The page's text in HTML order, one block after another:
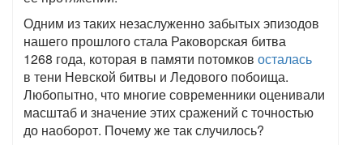
Одним из таких незаслуженно забытых эпизодов
нашего прошлого стала Раковорская битва
1268 года, которая в памяти потомков осталась
в тени Невской битвы и Ледового побоища.
Любопытно, что многие современники оценивали
масштаб и значение этих сражений с точностью
до наоборот. Почему же так случилось?